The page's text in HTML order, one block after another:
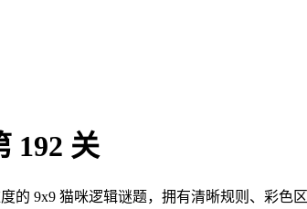
192 关
的 9x9 猫咪逻辑谜题，拥有清晰规则、彩色